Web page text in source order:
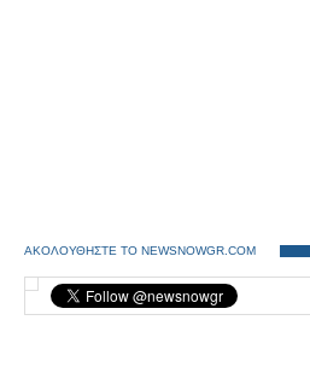
ΑΚΟΛΟΥΘΗΣΤΕ ΤΟ NEWSNOWGR.COM